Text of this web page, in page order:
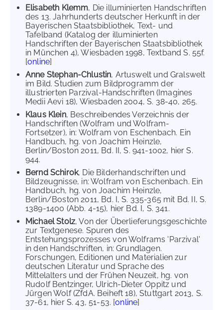
Elisabeth Klemm, Die illuminierten Handschriften
des 13. Jahrhunderts deutscher Herkunft in der
Bayerischen Staatsbibliothek, Text- und
Tafelband (Katalog der illuminierten
Handschriften der Bayerischen Staatsbibliothek
in München 4), Wiesbaden 1998, Textband S. 55f.
[online]
Anne Stephan-Chlustin, Artuswelt und Gralswelt
im Bild. Studien zum Bildprogramm der
illustrierten Parzival-Handschriften (Imagines
Medii Aevi 18), Wiesbaden 2004, S. 38-40, 265.
Klaus Klein, Beschreibendes Verzeichnis der
Handschriften (Wolfram und Wolfram-
Fortsetzer), in: Wolfram von Eschenbach. Ein
Handbuch, hg. von Joachim Heinzle,
Berlin/Boston 2011, Bd. II, S. 941-1002, hier S.
944.
Bernd Schirok, Die Bilderhandschriften und
Bildzeugnisse, in: Wolfram von Eschenbach. Ein
Handbuch, hg. von Joachim Heinzle,
Berlin/Boston 2011, Bd. I, S. 335-365 mit Bd. II, S.
1389-1400 (Abb. 4-15), hier Bd. I, S. 341.
Michael Stolz, Von der Überlieferungsgeschichte
zur Textgenese. Spuren des
Entstehungsprozesses von Wolframs 'Parzival'
in den Handschriften, in: Grundlagen.
Forschungen, Editionen und Materialien zur
deutschen Literatur und Sprache des
Mittelalters und der Frühen Neuzeit, hg. von
Rudolf Bentzinger, Ulrich-Dieter Oppitz und
Jürgen Wolf (ZfdA. Beiheft 18), Stuttgart 2013, S.
37-61, hier S. 43, 51-53. [online]